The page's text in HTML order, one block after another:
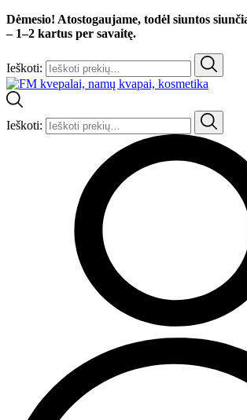
Dėmesio! Atostogaujame, todėl siuntos
– 1–2 kartus per savaitę.
Ieškoti:
Ieškoti: